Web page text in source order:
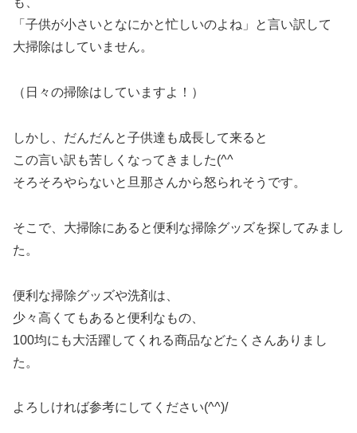
「子供が小さいとなにかと忙しいのよね」と言い訳して
大掃除はしていません。
（日々の掃除はしていますよ！）
しかし、だんだんと子供達も成長して来ると
この言い訳も苦しくなってきました(^^ゞ
そろそろやらないと旦那さんから怒られそうです。
そこで、大掃除にあると便利な掃除グッズを探してみまし
た。
便利な掃除グッズや洗剤は、
少々高くてもあると便利なもの、
100均にも大活躍してくれる商品などたくさんありまし
た。
よろしければ参考にしてください(^^)/